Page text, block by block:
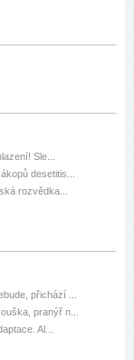
Sle...
desetitis...
rozvědka...
přichází ...
pranýř n...
Al...